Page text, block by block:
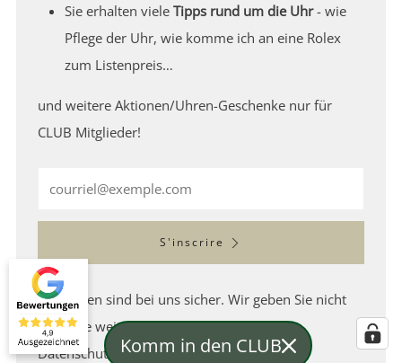
Sie erhalten viele Tipps rund um die Uhr- wie
Pflege der Uhr, wie komme ich an eine Rolex
zum Listenpreis…
und weitere Aktionen/Uhren-Geschenke nur für
CLUB Mitglieder!
S'inscrire
Ihre Daten sind bei uns sicher. Wir geben Sie nicht
an Dritte weiter - lesen Sie auch unsere
Datenschutzbestimmungen.
Komm in den CLUB